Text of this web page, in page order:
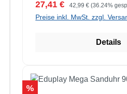
Verkaufspreis:
27,41 € Regulärer Preis:
42,99 € (36.24%
Preise inkl. MwSt. zzgl.
Details
Rabatt
%